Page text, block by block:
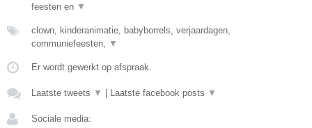
feesten en ▼
clown, kinderanimatie, babyborrels, verjaardagen,
communiefeesten, ▼
Er wordt gewerkt op afspraak.
Laatste tweets ▼ Laatste facebook posts ▼
Sociale media: